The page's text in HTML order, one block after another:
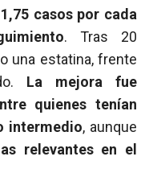
casos por cada
. Tras 20
una estatina, frente
La mejora fue
quienes tenían
intermedio, aunque
relevantes en el